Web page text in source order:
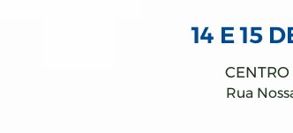
14 E 15
CENTRO
Rua